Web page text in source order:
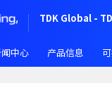
TDK Global -
中心 产品信息